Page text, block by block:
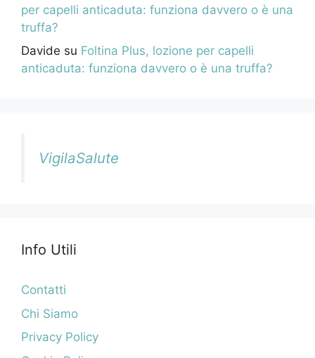
per capelli anticaduta: funziona davvero o è una
truffa?
Davide su Foltina Plus, lozione per capelli
anticaduta: funziona davvero o è una truffa?
VigilaSalute
Info Utili
Contatti
Chi Siamo
Privacy Policy